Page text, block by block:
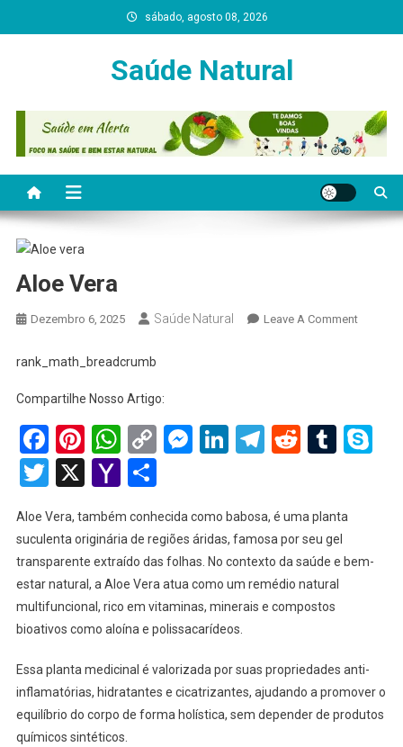
to
sábado, agosto 08, 2026
Saúde Natural
Aloe Vera
Dezembro 6, 2025 Saúde Natural Leave A CommentOn
rank_math_breadcrumb
Compartilhe Nosso Artigo:
Facebook
Pinterest
WhatsApp
Copy
Link
Messenger
LinkedIn
Telegram
Reddit
Twitter
X YahooShare
Aloe Vera, também conhecida como babosa, é uma planta
suculenta originária de regiões áridas, famosa por seu gel
transparente extraído das folhas. No contexto da saúde e bem-
estar natural, a Aloe Vera atua como um remédio natural
multifuncional, rico em vitaminas, minerais e compostos
bioativos como aloína e polissacarídeos.
Essa planta medicinal é valorizada por suas propriedades anti-
inflamatórias, hidratantes e cicatrizantes, ajudando a promover o
equilíbrio do corpo de forma holística, sem depender de produtos
químicos sintéticos.